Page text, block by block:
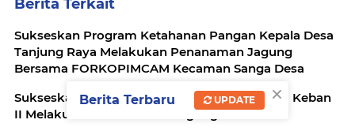
Berita Terkait
Sukseskan Program Ketahanan Pangan Kepala Desa
Tanjung Raya Melakukan Penanaman Jagung
Bersama FORKOPIMCAM Kecaman Sanga Desa
Sukseskan Program Ketahanan Pangan Desa Keban
II Melakukan Penanaman Jagung seluas 1 Ha
×
Berita Terbaru UPDATE